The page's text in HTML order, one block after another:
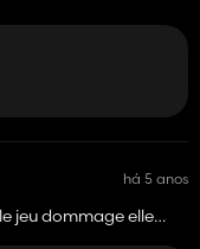
há 5 anos
jeu dommage elle